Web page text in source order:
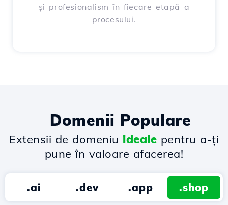
și profesionalism în fiecare etapă a
procesului.
Domenii Populare
Extensii de domeniu ideale pentru a-ți
pune în valoare afacerea!
.ai .dev .app .shop